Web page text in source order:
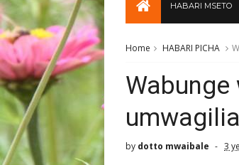
HABARI MSETO
Home HABARI PICHA
Wabunge
by dotto mwaibale 3